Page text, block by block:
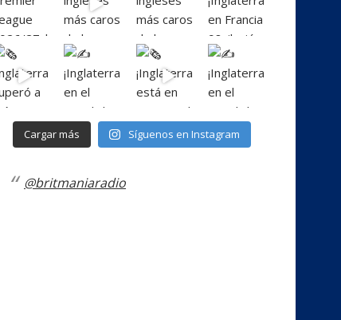
Cargar más Síguenos en Instagram
@britmaniaradio